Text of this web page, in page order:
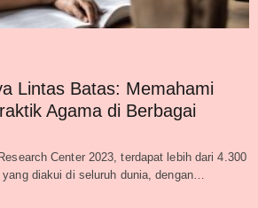
Lintas Batas: Memahami
Agama di Berbagai
Center 2023, terdapat lebih dari 4.300
diakui di seluruh dunia, dengan…